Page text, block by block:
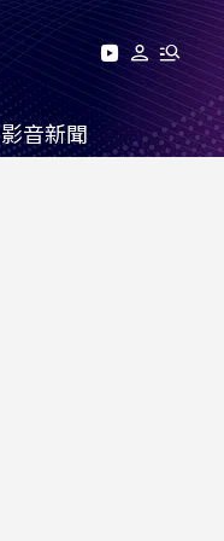
影音新聞